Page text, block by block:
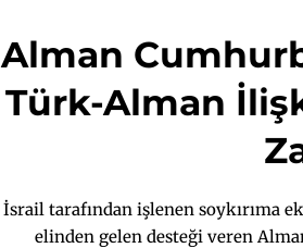
Alman
Türk-Alman
İsrail tarafından işlenen soykırıma
elinden gelen desteği veren